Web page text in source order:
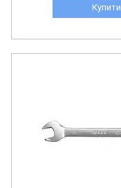
Купити